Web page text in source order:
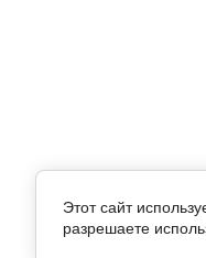
Этот сайт
разрешаете